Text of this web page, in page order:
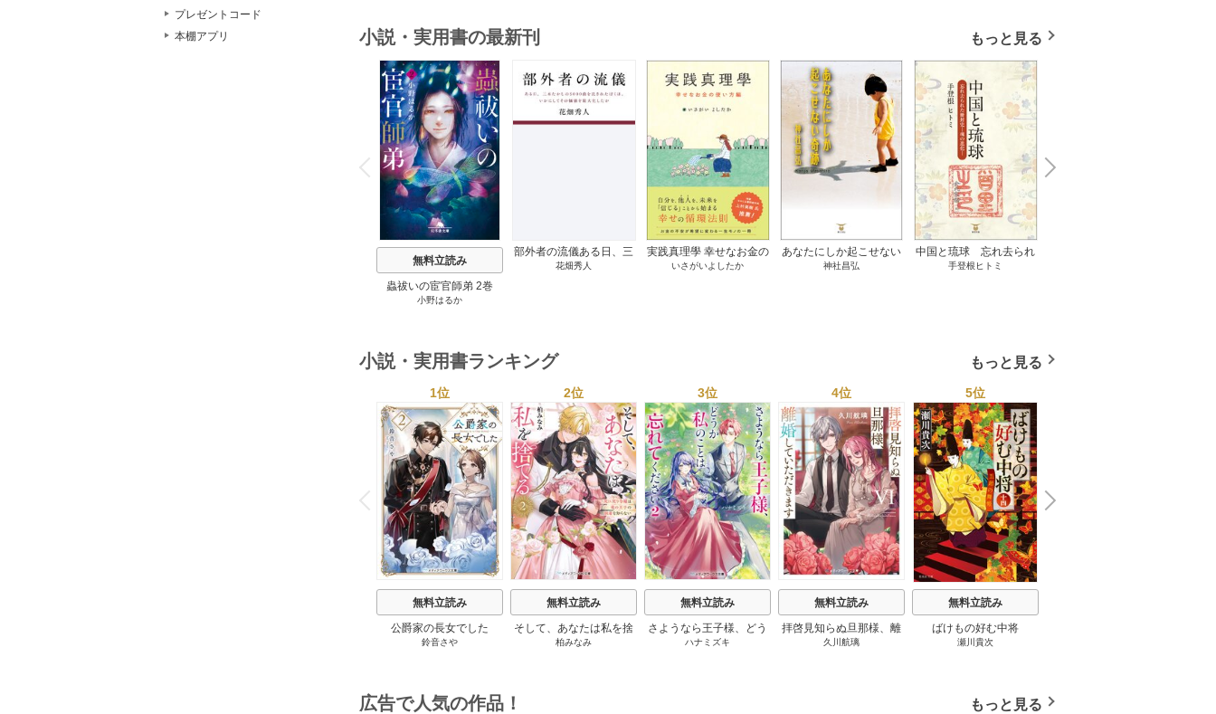
プレゼントコード
本棚アプリ
小説・実用書の最新刊 もっと見る
P
r
e
v
i
o
u
s
無料立読み
蟲祓いの宦官師弟 2巻
小野はるか
部外者の流儀ある日、三
木たかしの5000曲を託さ
花畑秀人
実践真理學 幸せなお金の
使い方編 1巻
いさがいよしたか
あなたにしか起こせない
奇跡 1巻
神社昌弘
中国と琉球 忘れ去られ
た冊封史―魂の進化― 1
手登根ヒトミ
N
e
x
t
小説・実用書ランキング もっと見る
P
r
e
v
i
o
u
s
1位
無料立読み
公爵家の長女でした
鈴音さや
2位
無料立読み
そして、あなたは私を捨
てる
柏みなみ
3位
無料立読み
さようなら王子様、どう
か私のことは忘れてくだ
ハナミズキ
4位
無料立読み
拝啓見知らぬ旦那様、離
婚していただきます
久川航璃
5位
無料立読み
ばけもの好む中将
瀬川貴次
N
e
x
t
広告で人気の作品！ もっと見る